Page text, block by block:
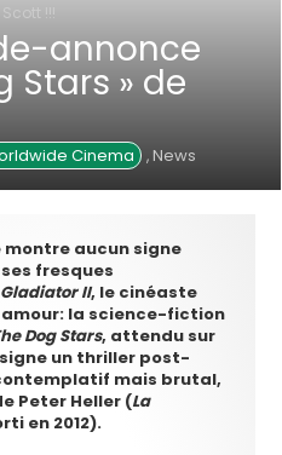
!!!
annonce
Stars » de
Cinema , News
montre aucun signe
fresques
Gladiator II, le cinéaste
la science-fiction
Dog Stars, attendu sur
un thriller post-
mais brutal,
Peter Heller (La
en 2012).